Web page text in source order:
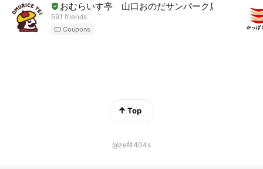
おむらいす亭 山口おのだサンパーク店
591 friends
Coupons
Top
@zef4404s